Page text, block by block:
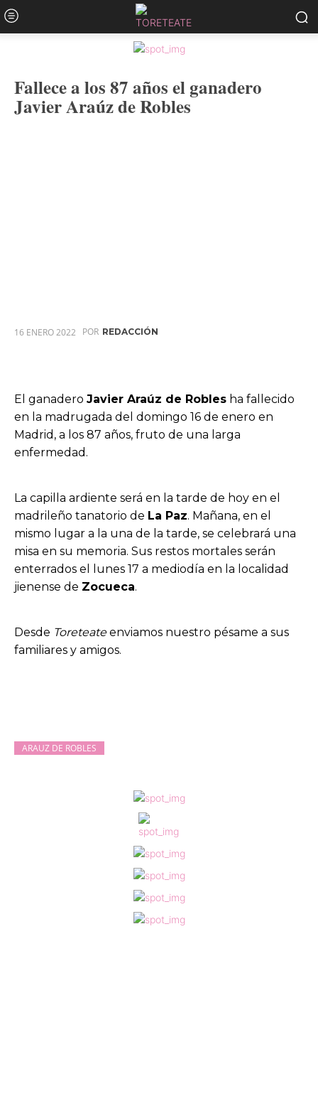
Fallece a los 87 años el ganadero
Javier Araúz de Robles
16 ENERO 2022 POR REDACCIÓN
El ganadero Javier Araúz de Robles ha fallecido
en la madrugada del domingo 16 de enero en
Madrid, a los 87 años, fruto de una larga
enfermedad.
La capilla ardiente será en la tarde de hoy en el
madrileño tanatorio de La Paz. Mañana, en el
mismo lugar a la una de la tarde, se celebrará una
misa en su memoria. Sus restos mortales serán
enterrados el lunes 17 a mediodía en la localidad
jienense de Zocueca.
Desde Toreteateenviamos nuestro pésame a sus
familiares y amigos.
ARAUZ DE ROBLES